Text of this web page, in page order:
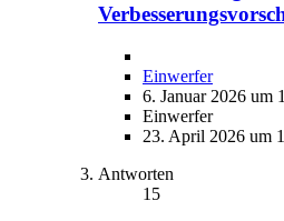
Einwerfer
6. Januar 2026 um
Einwerfer
23. April 2026 um
Antworten
15